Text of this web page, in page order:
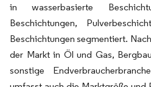
in wasserbasierte
Beschichtungen,
Beschichtungen segmentiert.
der Markt in Öl und Gas,
sonstige